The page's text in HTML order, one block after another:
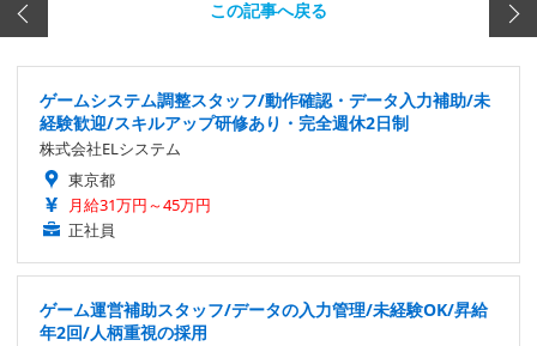
この記事へ戻る
ゲームシステム調整スタッフ/動作確認・データ入力補助/未
経験歓迎/スキルアップ研修あり・完全週休2日制
株式会社ELシステム
東京都
月給31万円～45万円
正社員
ゲーム運営補助スタッフ/データの入力管理/未経験OK/昇給
年2回/人柄重視の採用